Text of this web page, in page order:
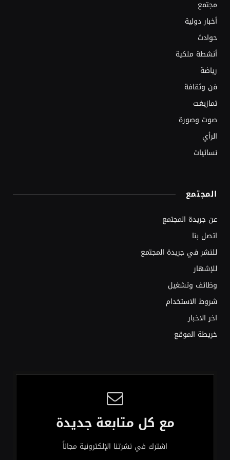
مجتمع
أخبار دولية
حوادث
أنشطة ملكية
رياضة
فن وثقافة
تمازيغت
صوت وصورة
الرأي
نسائيات
المجتمع
عن جريدة المجتمع
اتصل بنا
للنشر في جريدة المجتمع
للإشهار
وظائف وتشغيل
شروط الاستخدام
اخر الاخبار
خريطة الموقع
مع كل متابعة جديدة
اشترك في نشرتنا الإلكترونية مجاناً